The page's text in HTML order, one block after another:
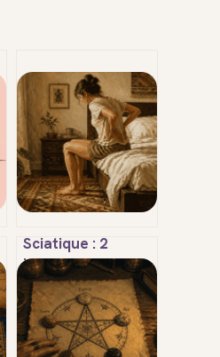
Sciatique : 2
jambes, 2
messages
spirituels pour
débloquer vos
tensions